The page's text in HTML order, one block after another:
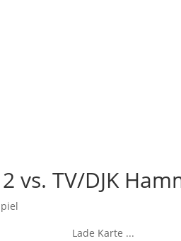
vs. TV/DJK
Lade Karte ...